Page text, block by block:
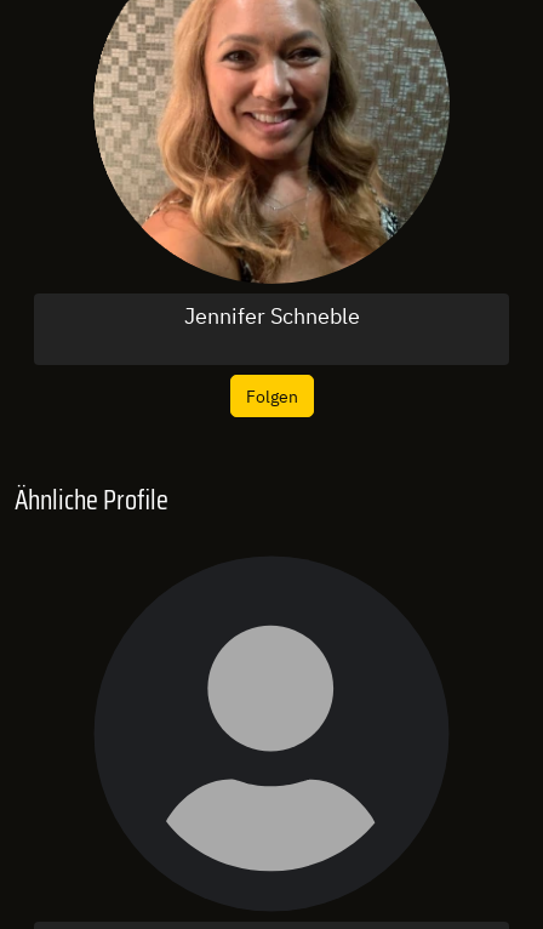
Jennifer Schneble
Folgen
Ähnliche Profile